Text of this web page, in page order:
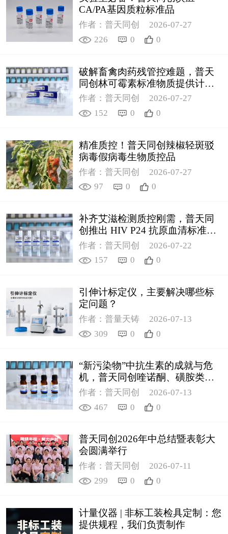
CA/PA基因质粒标准品
作者：普天同创
2026-07-27
226
0 0
破解畜禽肉药残管控难题，普天
同创林可霉素标准物质提供计量
支撑
作者：普天同创
2026-07-27
152
0 0
精准质控！普天同创辣椒轻斑驳
病毒假病毒生物质控品
作者：普天同创
2026-07-27
97
0 0
补齐艾滋检测质控刚需，普天同
创推出 HIV P24 抗原血清标准物
质
作者：普天同创
2026-07-22
157
0 0
引伸计标定仪，主要解决哪些标
定问题？
作者：普量天铸
2026-07-13
309
0 0
“新污染物”中抗生素的成就与危
机，普天同创喹诺酮、磺胺类质
控新品筑牢环境安全防线
作者：普天同创
2026-07-13
467
0 0
普天同创2026年中总结暨表彰大
会圆满举行
作者：普天同创
2026-07-11
299
0 0
计量仪器 | 非标工装检具定制：您
提供规程，我们负责制作